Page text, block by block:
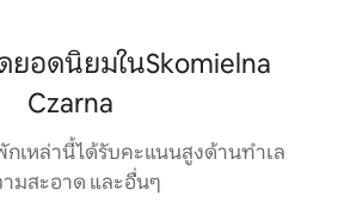
อดนิยมในSkomielna
Czarna
เหล่านี้ได้รับคะแนนสูงด้านทำเล
มสะอาด และอื่นๆ